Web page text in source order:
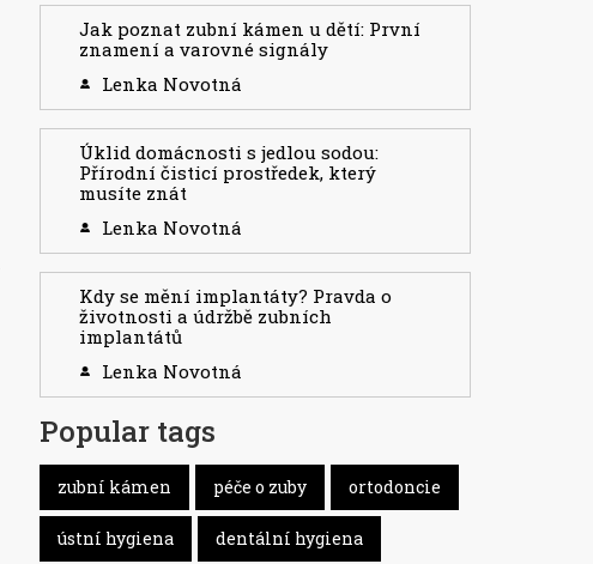
Jak poznat zubní kámen u dětí: První
znamení a varovné signály
Lenka Novotná
Úklid domácnosti s jedlou sodou:
Přírodní čisticí prostředek, který
musíte znát
Lenka Novotná
Kdy se mění implantáty? Pravda o
životnosti a údržbě zubních
implantátů
Lenka Novotná
Popular tags
zubní kámen péče o zuby ortodoncie
ústní hygiena dentální hygiena